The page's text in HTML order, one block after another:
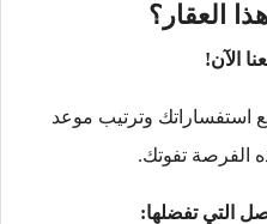
العقار؟
الآن!
استفساراتك وترتيب موعد
الفرصة تفوتك.
التي تفضلها: